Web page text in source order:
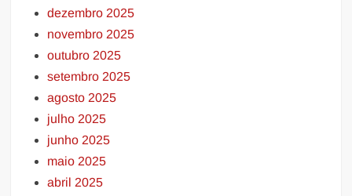
dezembro 2025
novembro 2025
outubro 2025
setembro 2025
agosto 2025
julho 2025
junho 2025
maio 2025
abril 2025